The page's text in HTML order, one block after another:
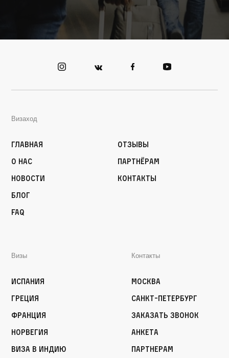
Визаход
Главная
О нас
Новости
Блог
FAQ
Отзывы
Партнёрам
Контакты
Визы
Испания
Греция
Франция
Норвегия
Виза в Индию
Контакты
Москва
Санкт-Петербург
Заказать звонок
Анкета
Партнерам